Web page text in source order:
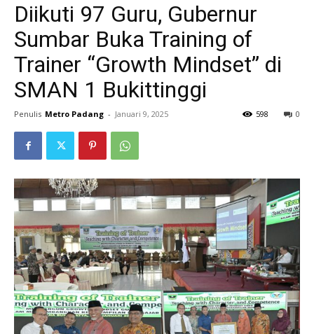
Diikuti 97 Guru, Gubernur
Sumbar Buka Training of
Trainer “Growth Mindset” di
SMAN 1 Bukittinggi
Penulis Metro Padang - Januari 9, 2025 0
598